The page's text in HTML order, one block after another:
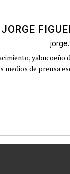
JORGE
yabucoeño
medios de prensa